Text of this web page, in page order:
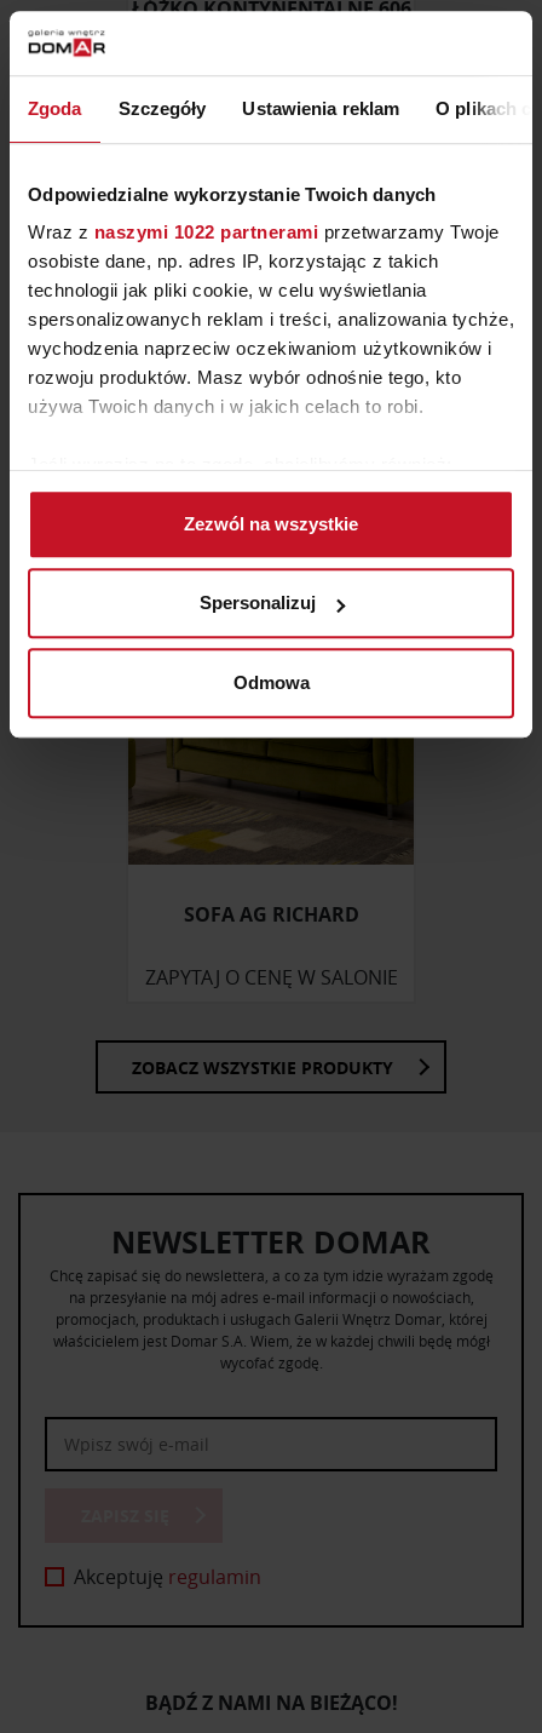
Zgoda Szczegóły Ustawienia reklam O plikach
Odpowiedzialne wykorzystanie Twoich danych
Wraz z naszymi 1022 partnerami przetwarzamy Twoje
osobiste dane, np. adres IP, korzystając z takich
technologii jak pliki cookie, w celu wyświetlania
spersonalizowanych reklam i treści, analizowania tychże,
wychodzenia naprzeciw oczekiwaniom użytkowników i
rozwoju produktów. Masz wybór odnośnie tego, kto
używa Twoich danych i w jakich celach to robi.
Gromadzić dane dotyczące Twojej lokalizacji
geograficznej z dokładnością nawet do kilku metrów
Identyfikować Twoje urządzenie, aktywnie
(fingerprinting, czyli wirtualny odcisk palca)
Dowiedz się więcej odnośnie tego, jak Twoje osobiste
dane są przetwarzane oraz ustaw własne preferencje w
zmienić lub wycofać swoją zgodę w dowolnej chwili.
Wykorzystujemy pliki cookie do spersonalizowania treści
i reklam, aby oferować funkcje społecznościowe i
analizować ruch w naszej witrynie. Informacje o tym, jak
społecznościowym, reklamowym i analitycznym.
otrzymanymi od Ciebie lub uzyskanymi podczas
Zezwól na wszystkie
Spersonalizuj
Odmowa
ŁÓŻKO KONTYNENTALNE 606
6 725 ZŁ
MYRA XZ
ZAPYTAJ O CENĘ W SALONIE
SOFA AG RICHARD
ZAPYTAJ O CENĘ W SALONIE
ZOBACZ WSZYSTKIE PRODUKTY
NEWSLETTER DOMAR
Chcę zapisać się do newslettera, a co za tym idzie wyrażam zgodę
na przesyłanie na mój adres e-mail informacji o nowościach,
promocjach, produktach i usługach Galerii Wnętrz Domar, której
właścicielem jest Domar S.A. Wiem, że w każdej chwili będę mógł
wycofać zgodę.
Akceptuję regulamin
BĄDŹ Z NAMI NA BIEŻĄCO!